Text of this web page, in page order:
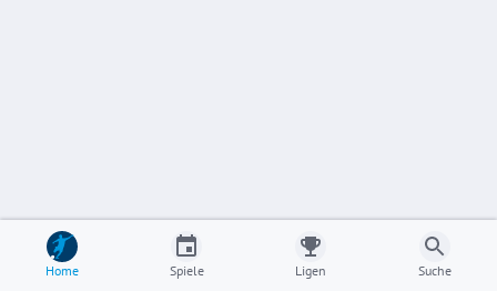
Home Spiele Ligen Suche